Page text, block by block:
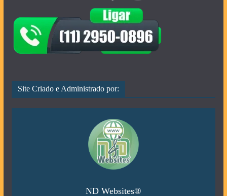
Site Criado e Administrado por:
ND Websites®